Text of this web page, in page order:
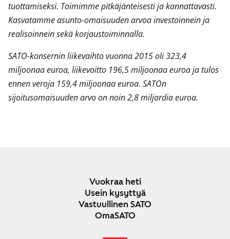
tuottamiseksi. Toimimme pitkäjänteisesti ja kannattavasti.
Kasvatamme asunto-omaisuuden arvoa investoinnein ja
realisoinnein sekä korjaustoiminnalla.
SATO-konsernin liikevaihto vuonna 2015 oli 323,4
miljoonaa euroa, liikevoitto 196,5 miljoonaa euroa ja tulos
ennen veroja 159,4 miljoonaa euroa. SATOn
sijoitusomaisuuden arvo on noin 2,8 miljardia euroa.
Vuokraa heti
Usein kysyttyä
Vastuullinen SATO
OmaSATO